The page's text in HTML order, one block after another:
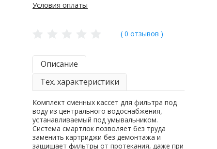
Условия оплаты
( 0 отзывов )
Описание
Тех. характеристики
Комплект сменных кассет для фильтра под
воду из центрального водоснабжения,
устанавливаемый под умывальником.
Система смартлок позволяет без труда
заменить картриджи без демонтажа и
защищает фильтры от протекания, даже при